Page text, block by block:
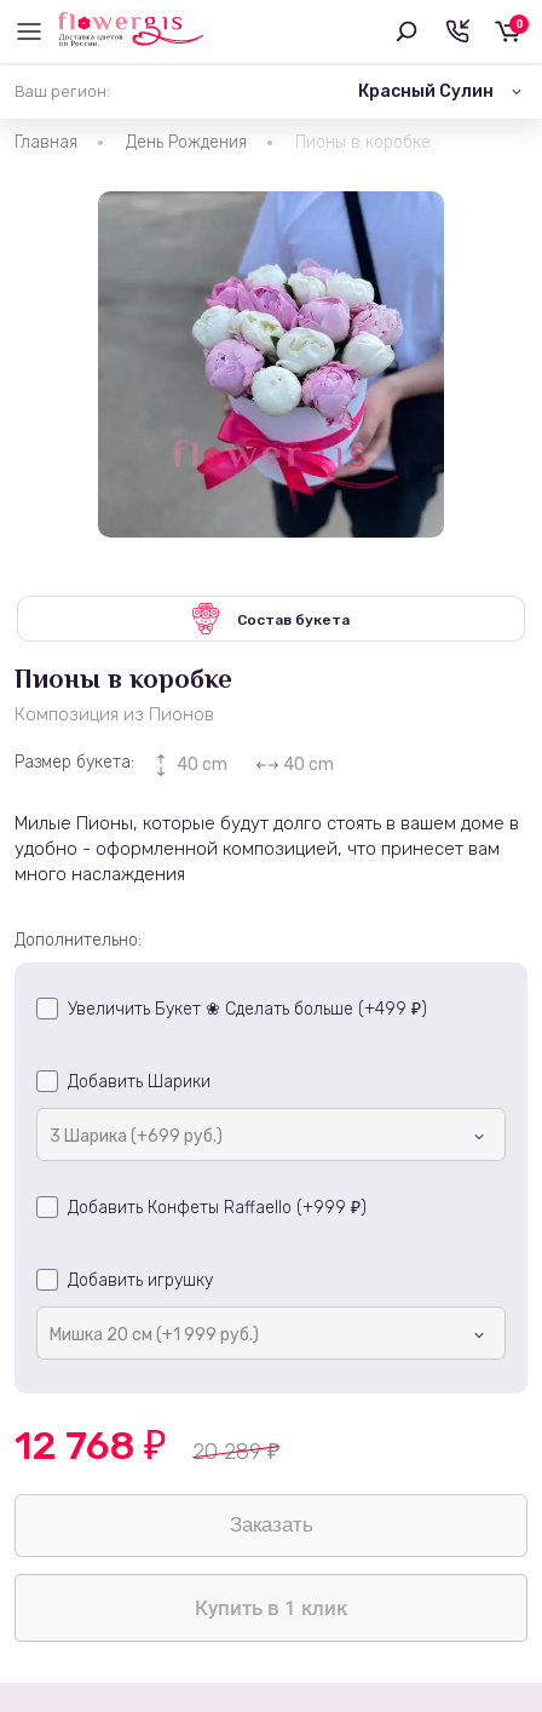
Ваш регион: Красный Сулин
0
Главная День Рождения Пионы в коробке
Состав букета
Пионы в коробке
Композиция из Пионов
Размер букета: 40 cm 40 cm
Милые Пионы, которые будут долго стоять в вашем доме в
удобно - оформленной композицией, что принесет вам
много наслаждения
Дополнительно:
Увеличить Букет ❀ Сделать больше (+499 ₽ )
Добавить Шарики
3 Шарика (+699 руб.)
Добавить Конфеты Raffaello (+999 ₽ )
Добавить игрушку
Мишка 20 см (+1 999 руб.)
12 768 ₽ 20 289₽
Купить в 1 клик